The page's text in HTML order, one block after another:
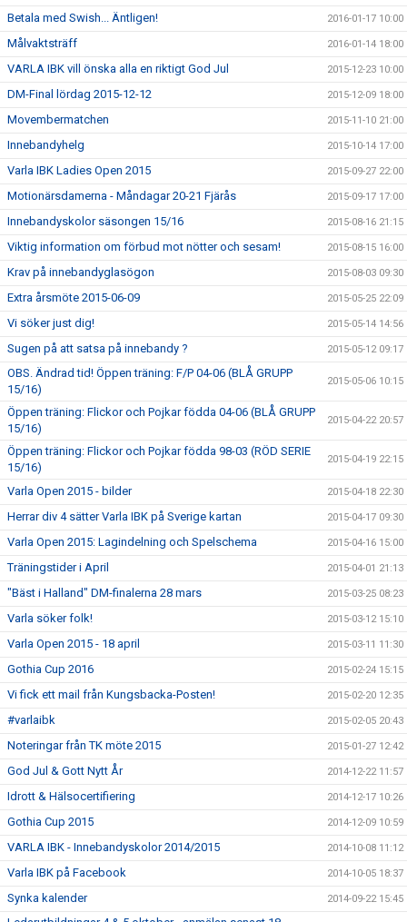
Betala med Swish... Äntligen! 2016-01-17 10:00
Målvaktsträff 2016-01-14 18:00
VARLA IBK vill önska alla en riktigt God Jul 2015-12-23 10:00
DM-Final lördag 2015-12-12 2015-12-09 18:00
Movembermatchen 2015-11-10 21:00
Innebandyhelg 2015-10-14 17:00
Varla IBK Ladies Open 2015 2015-09-27 22:00
Motionärsdamerna - Måndagar 20-21 Fjärås 2015-09-17 17:00
Innebandyskolor säsongen 15/16 2015-08-16 21:15
Viktig information om förbud mot nötter och sesam! 2015-08-15 16:00
Krav på innebandyglasögon 2015-08-03 09:30
Extra årsmöte 2015-06-09 2015-05-25 22:09
Vi söker just dig! 2015-05-14 14:56
Sugen på att satsa på innebandy ? 2015-05-12 09:17
OBS. Ändrad tid! Öppen träning: F/P 04-06 (BLÅ GRUPP
15/16)
2015-05-06 10:15
Öppen träning: Flickor och Pojkar födda 04-06 (BLÅ GRUPP
15/16)
2015-04-22 20:57
Öppen träning: Flickor och Pojkar födda 98-03 (RÖD SERIE
15/16)
2015-04-19 22:15
Varla Open 2015 - bilder 2015-04-18 22:30
Herrar div 4 sätter Varla IBK på Sverige kartan 2015-04-17 09:30
Varla Open 2015: Lagindelning och Spelschema 2015-04-16 15:00
Träningstider i April 2015-04-01 21:13
"Bäst i Halland" DM-finalerna 28 mars 2015-03-25 08:23
Varla söker folk! 2015-03-12 15:10
Varla Open 2015 - 18 april 2015-03-11 11:30
Gothia Cup 2016 2015-02-24 15:15
Vi fick ett mail från Kungsbacka-Posten! 2015-02-20 12:35
#varlaibk 2015-02-05 20:43
Noteringar från TK möte 2015 2015-01-27 12:42
God Jul & Gott Nytt År 2014-12-22 11:57
Idrott & Hälsocertifiering 2014-12-17 10:26
Gothia Cup 2015 2014-12-09 10:59
VARLA IBK - Innebandyskolor 2014/2015 2014-10-08 11:12
Varla IBK på Facebook 2014-10-05 18:37
Synka kalender 2014-09-22 15:45